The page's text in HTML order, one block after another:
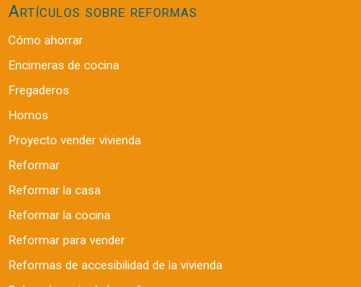
Artículos sobre reformas
Cómo ahorrar
Encimeras de cocina
Fregaderos
Hornos
Proyecto vender vivienda
Reformar
Reformar la casa
Reformar la cocina
Reformar para vender
Reformas de accesibilidad de la vivienda